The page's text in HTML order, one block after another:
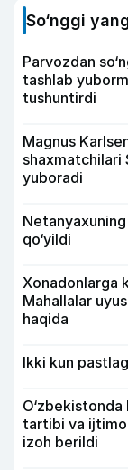
So‘nggi
Parvozdan
tashlab
tushuntirdi
Magnus
shaxmatchilari
yuboradi
Netanyaxuning
qo‘yildi
Xonadonlarga
Mahallalar
haqida
Ikki kun
tartibi va
izoh berildi